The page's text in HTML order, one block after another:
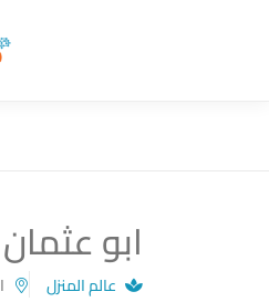
ابو
عالم المنزل